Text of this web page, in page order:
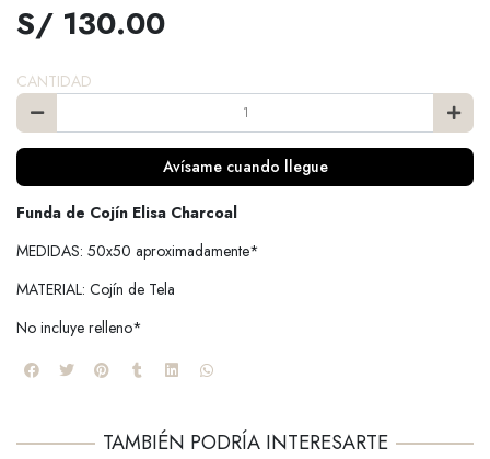
S/ 130.00
CANTIDAD
Avísame cuando llegue
Funda de Cojín Elisa Charcoal
MEDIDAS: 50x50 aproximadamente*
MATERIAL: Cojín de Tela
No incluye relleno*
TAMBIÉN PODRÍA INTERESARTE